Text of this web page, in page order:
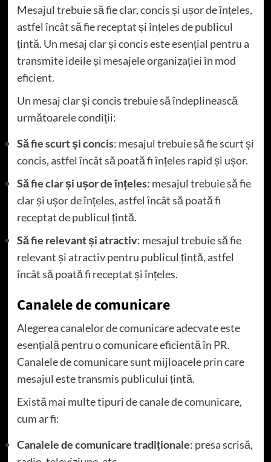
Mesajul trebuie să fie clar, concis și ușor de înțeles,
astfel încât să fie receptat și înțeles de publicul
țintă. Un mesaj clar și concis este esențial pentru a
transmite ideile și mesajele organizației în mod
eficient.
Un mesaj clar și concis trebuie să îndeplinească
următoarele condiții:
Să fie scurt și concis: mesajul trebuie să fie scurt și
concis, astfel încât să poată fi înțeles rapid și ușor.
Să fie clar și ușor de înțeles: mesajul trebuie să fie
clar și ușor de înțeles, astfel încât să poată fi
receptat de publicul țintă.
Să fie relevant și atractiv: mesajul trebuie să fie
relevant și atractiv pentru publicul țintă, astfel
încât să poată fi receptat și înțeles.
Canalele de comunicare
Alegerea canalelor de comunicare adecvate este
esențială pentru o comunicare eficientă în PR.
Canalele de comunicare sunt mijloacele prin care
mesajul este transmis publicului țintă.
Există mai multe tipuri de canale de comunicare,
cum ar fi:
Canalele de comunicare tradiționale: presa scrisă,